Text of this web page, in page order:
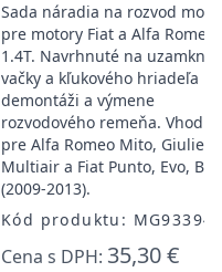
Sada náradia na rozvod
pre motory Fiat a Alfa Romeo
1.4T. Navrhnuté na
vačky a kľukového hriadeľa
demontáži a výmene
rozvodového remeňa. Vhodné
pre Alfa Romeo Mito,
Multiair a Fiat Punto, Evo,
(2009-2013).
Kód produktu:
Cena s DPH: 35,30 €